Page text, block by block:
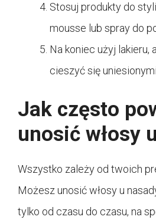
Stosuj produkty do
mousse lub spray do
Na koniec użyj lakieru,
cieszyć się
Jak często
unosić włosy
Wszystko zależy od twoich
Możesz unosić włosy u
tylko od czasu do czasu, na